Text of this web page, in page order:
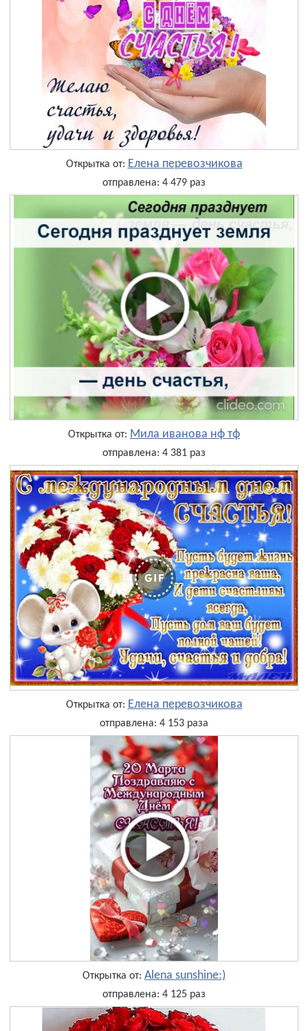
Открытка от: Елена перевозчикова
отправлена: 4 479 раз
Открытка от: Мила иванова нф тф
отправлена: 4 381 раз
Открытка от: Елена перевозчикова
отправлена: 4 153 раза
Открытка от: Alena sunshine:)
отправлена: 4 125 раз